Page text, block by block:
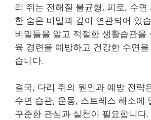
리 쥐는 전해질 불균형, 피로, 수면
한 숨은 비밀과 깊이 연관되어 있
비밀들을 알고 적절한 생활습관을
육 경련을 예방하고 건강한 수면
습니다.
결국, 다리 쥐의 원인과 예방 전략
수면 습관, 운동, 스트레스 해소에
꾸준한 관심과 실천이 필요합니다